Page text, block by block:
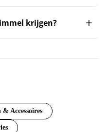
krijgen?
Accessoires